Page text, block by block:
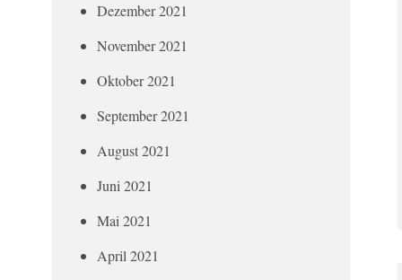
Dezember 2021
November 2021
Oktober 2021
September 2021
August 2021
Juni 2021
Mai 2021
April 2021